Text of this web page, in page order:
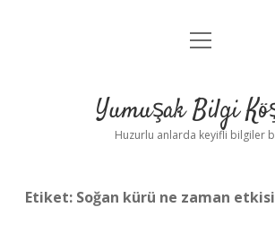
Anasayfa
Yasal Uyarı
menüyü
Yumuşak Bilgi
Huzurlu anlarda keyifli bilgiler
Etiket: Soğan kürü ne zaman